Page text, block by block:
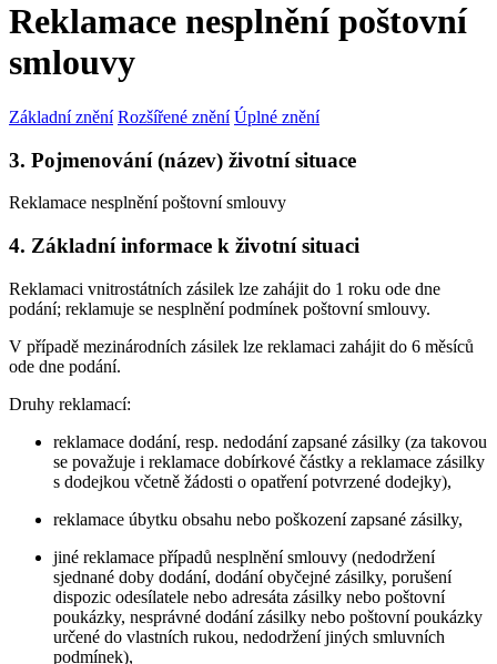
Reklamace nesplnění poštovní
smlouvy
Základní znění Rozšířené znění Úplné znění
3. Pojmenování (název) životní situace
Reklamace nesplnění poštovní smlouvy
4. Základní informace k životní situaci
Reklamaci vnitrostátních zásilek lze zahájit do 1 roku ode dne
podání; reklamuje se nesplnění podmínek poštovní smlouvy.
V případě mezinárodních zásilek lze reklamaci zahájit do 6 měsíců
ode dne podání.
Druhy reklamací:
reklamace dodání, resp. nedodání zapsané zásilky (za takovou
se považuje i reklamace dobírkové částky a reklamace zásilky
s dodejkou včetně žádosti o opatření potvrzené dodejky),
reklamace úbytku obsahu nebo poškození zapsané zásilky,
jiné reklamace případů nesplnění smlouvy (nedodržení
sjednané doby dodání, dodání obyčejné zásilky, porušení
dispozic odesílatele nebo adresáta zásilky nebo poštovní
poukázky, nesprávné dodání zásilky nebo poštovní poukázky
určené do vlastních rukou, nedodržení jiných smluvních
podmínek),